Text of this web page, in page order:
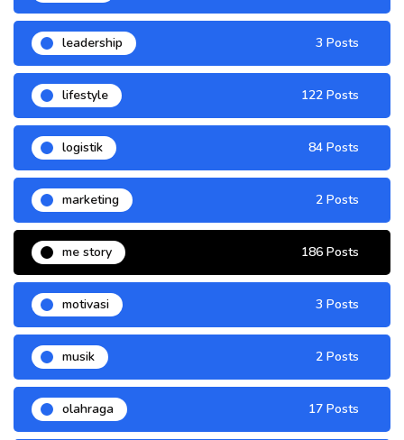
leadership 3 Posts
lifestyle 122 Posts
logistik 84 Posts
marketing 2 Posts
me story 186 Posts
motivasi 3 Posts
musik 2 Posts
olahraga 17 Posts